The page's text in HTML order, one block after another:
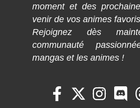
moment et des
venir de vos animes
Rejoignez dès
communauté
mangas et les animes !